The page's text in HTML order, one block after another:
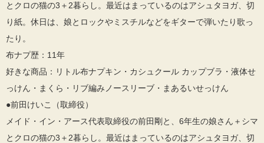
とクロの猫の3＋2暮らし。最近はまっているのはアシュタヨガ、切
り紙。休日は、娘とロックやミスチルなどをギターで弾いたり歌っ
たり。
布ナプ歴：11年
好きな商品：リトル布ナプキン・カシュクール カップブラ・液体せ
っけん・まくら・リブ編みノースリーブ・まあるいせっけん
●前田けいこ（取締役）
メイド・イン・アース代表取締役の前田剛と、6年生の娘さん＋シマ
とクロの猫の3＋2暮らし。最近はまっているのはアシュタヨガ、切